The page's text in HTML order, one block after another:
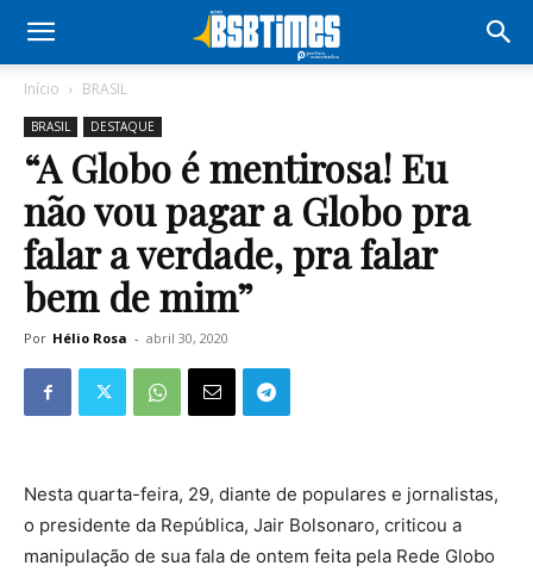
Início BRASIL
BRASIL DESTAQUE
“A Globo é mentirosa! Eu
não vou pagar a Globo pra
falar a verdade, pra falar
bem de mim”
Por Hélio Rosa - abril 30, 2020
Nesta quarta-feira, 29, diante de populares e jornalistas,
o presidente da República, Jair Bolsonaro, criticou a
manipulação de sua fala de ontem feita pela Rede Globo